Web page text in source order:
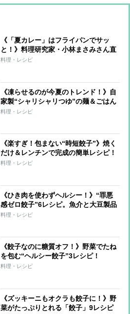
《「夏カレー」はフライパンでサッ
と！》料理研究家・小林まさみさん直
伝レシピ
料理・レシピ
《凍らせるのが今夏のトレンド！》自
家製“シャリシャリつゆ”の麺＆ごはん
7レシピ
料理・レシピ
《楽すぎ！包まない“時短餃子”》焼く
だけ＆レンチンで完成の簡単レシピ！
料理・レシピ
《ひき肉を使わずヘルシー！》“罪悪
感ゼロ餃子”6レシピ。魚介と大豆製品
で大満足！
料理・レシピ
《餃子なのに糖質オフ！》野菜でたね
を包む“ヘルシー餃子”3レシピ！
料理・レシピ
《ズッキーニもオクラも餃子に！》野
菜がたっぷりとれる「餃子」9レシピ